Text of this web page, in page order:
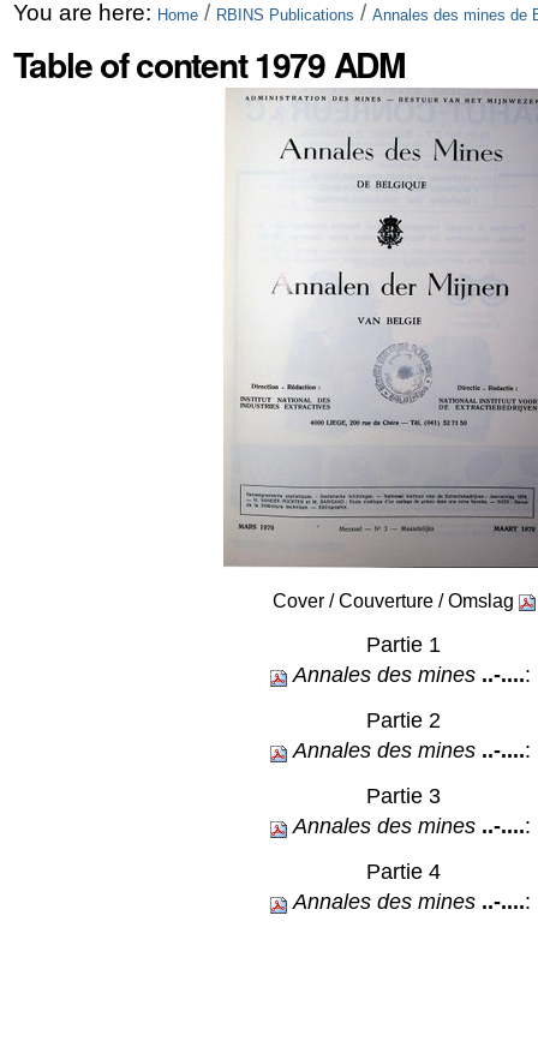
Skip
to
Personal
tools
You are here: Home / RBINS Publications / Annales des mines de
Table of content 1979 ADM
Cover / Couverture / Omslag
Partie 1
Annales des mines ..-....:
Partie 2
Annales des mines ..-....:
Partie 3
Annales des mines ..-....:
Partie 4
Annales des mines ..-....: